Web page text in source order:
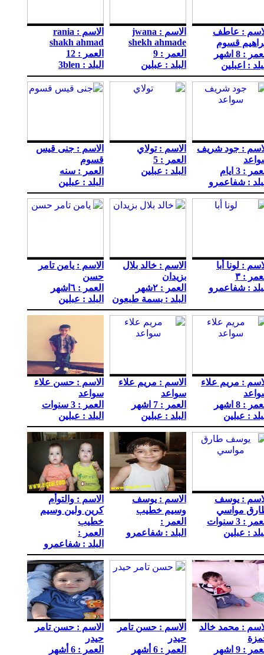
: عاطف
قسوم
: 8 اشهر
: اعبلين
الاسم : jwana
shekh ahmade
العمر : 9
البلد : عبلين
الاسم : rania
shakh ahmad
العمر : 12
البلد : 3blen
: جود شريف
: 3 ايام
: شفاعمرو
الاسم : تولاي
العمر : 5
البلد : عبلين
الاسم : جنى قيس
قسوم
العمر : سنه
البلد : عبلين
: لونا أبا
: ٣
: شفاعمرو
الاسم : خالد بلال
بزيدان
العمر : ٢شهر
البلد : بسمة طبعون
الاسم : يامن تامر
حسن
العمر : ٦اشهر
البلد : عبلين
: مريم علاء
: 8 اشهر
: عبلين
الاسم : مريم علاء
سواعد
العمر : 7 اشهر
البلد : عبلين
الاسم : حسن علاء
سواعد
العمر : 3 سنوات
البلد : عبلين
: يوسف
مواسي
: 3 سنوات
: عبلين
الاسم : يوسف
وسيم خطيب
العمر :
البلد : شفاعمرو
الاسم : والتوأم
كرين ولين وسيم
خطيب
العمر :
البلد : شفاعمرو
: محمد خالد
: 9 اشهر
الاسم : حسن تامر
حيدر
العمر : 6 أشهر
الاسم : حسن تامر
حيدر
العمر : 6 أشهر